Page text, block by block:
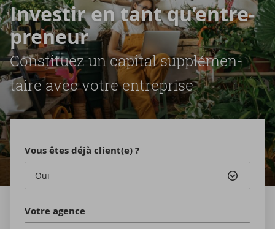
In­ves­tir en tant qu’en­tre­
pre­neur
Consti­tuez un ca­pi­tal sup­plé­men­
taire avec votre en­tre­prise
Vous êtes déjà client(e) ?
Oui
Votre agence